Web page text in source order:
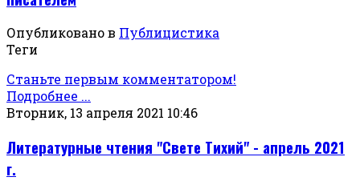
Опубликовано в Публицистика
Теги
Станьте первым комментатором!
Подробнее ...
Вторник, 13 апреля 2021 10:46
Литературные чтения "Свете Тихий" - апрель 2021
г.